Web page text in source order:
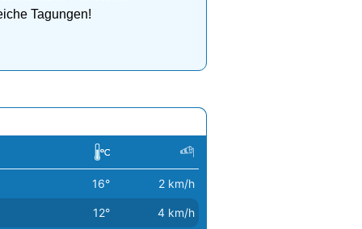
Tagungen!
16° 2 km/h
12° 4 km/h